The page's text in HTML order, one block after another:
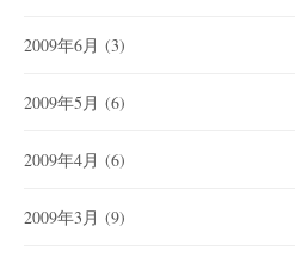
2009年6月 (3)
2009年5月 (6)
2009年4月 (6)
2009年3月 (9)